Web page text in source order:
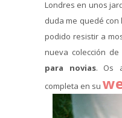
Londres en unos
duda me quedé
podido resistir a
nueva colección
para novias. Os
completa en su